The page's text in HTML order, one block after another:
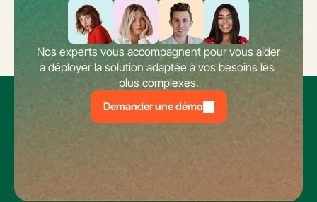
Nos experts vous accompagnent pour vous aider
à déployer la solution adaptée à vos besoins les
plus complexes.
Demander une démo